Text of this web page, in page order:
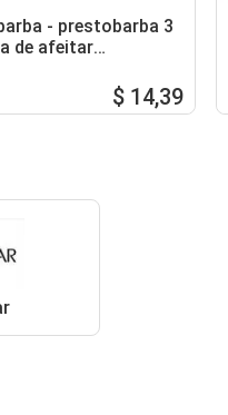
- prestobarba 3
de afeitar
$ 14,39